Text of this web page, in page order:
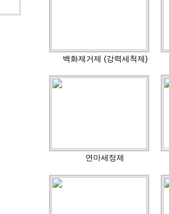
백화제거제 (강력세척제)
연마세정제